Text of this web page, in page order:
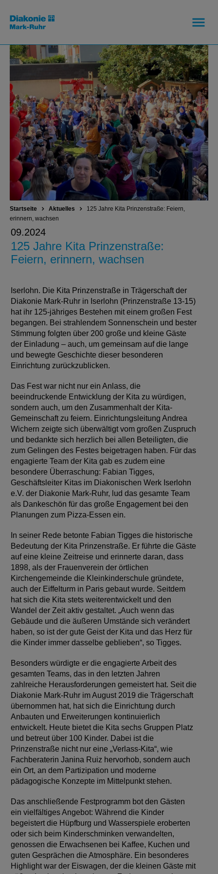
Startseite Aktuelles
125 Jahre Kita Prinzenstraße: Feiern,
erinnern, wachsen
09.2024
125 Jahre Kita Prinzenstraße:
Feiern, erinnern, wachsen
Iserlohn. Die Kita Prinzenstraße in Trägerschaft der
Diakonie Mark-Ruhr in Iserlohn (Prinzenstraße 13-15)
hat ihr 125-jähriges Bestehen mit einem großen Fest
begangen. Bei strahlendem Sonnenschein und bester
Stimmung folgten über 200 große und kleine Gäste
der Einladung – auch, um gemeinsam auf die lange
und bewegte Geschichte dieser besonderen
Einrichtung zurückzublicken.
Das Fest war nicht nur ein Anlass, die
beeindruckende Entwicklung der Kita zu würdigen,
sondern auch, um den Zusammenhalt der Kita-
Gemeinschaft zu feiern. Einrichtungsleitung Andrea
Wichern zeigte sich überwältigt vom großen Zuspruch
und bedankte sich herzlich bei allen Beteiligten, die
zum Gelingen des Festes beigetragen haben. Für das
engagierte Team der Kita gab es zudem eine
besondere Überraschung: Fabian Tigges,
Geschäftsleiter Kitas im Diakonischen Werk Iserlohn
e.V. der Diakonie Mark-Ruhr, lud das gesamte Team
als Dankeschön für das große Engagement bei den
Planungen zum Pizza-Essen ein.
In seiner Rede betonte Fabian Tigges die historische
Bedeutung der Kita Prinzenstraße. Er führte die Gäste
auf eine kleine Zeitreise und erinnerte daran, dass
1898, als der Frauenverein der örtlichen
Kirchengemeinde die Kleinkinderschule gründete,
auch der Eiffelturm in Paris gebaut wurde. Seitdem
hat sich die Kita stets weiterentwickelt und den
Wandel der Zeit aktiv gestaltet. „Auch wenn das
Gebäude und die äußeren Umstände sich verändert
haben, so ist der gute Geist der Kita und das Herz für
die Kinder immer dasselbe geblieben“, so Tigges.
Besonders würdigte er die engagierte Arbeit des
gesamten Teams, das in den letzten Jahren
zahlreiche Herausforderungen gemeistert hat. Seit die
Diakonie Mark-Ruhr im August 2019 die Trägerschaft
übernommen hat, hat sich die Einrichtung durch
Anbauten und Erweiterungen kontinuierlich
entwickelt. Heute bietet die Kita sechs Gruppen Platz
und betreut über 100 Kinder. Dabei ist die
Prinzenstraße nicht nur eine „Verlass-Kita“, wie
Fachberaterin Janina Ruiz hervorhob, sondern auch
ein Ort, an dem Partizipation und moderne
pädagogische Konzepte im Mittelpunkt stehen.
Das anschließende Festprogramm bot den Gästen
ein vielfältiges Angebot: Während die Kinder
begeistert die Hüpfburg und Wasserspiele eroberten
oder sich beim Kinderschminken verwandelten,
genossen die Erwachsenen bei Kaffee, Kuchen und
guten Gesprächen die Atmosphäre. Ein besonderes
Highlight war der Eiswagen, der die kleinen Gäste mit